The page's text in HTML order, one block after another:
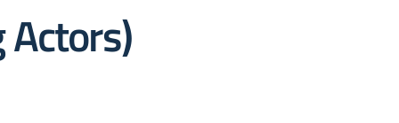
Actors)